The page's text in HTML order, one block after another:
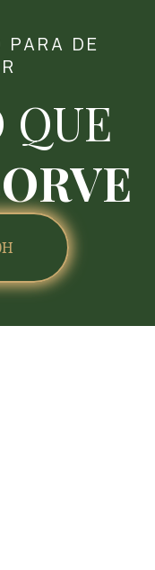
PARA DE
QUE